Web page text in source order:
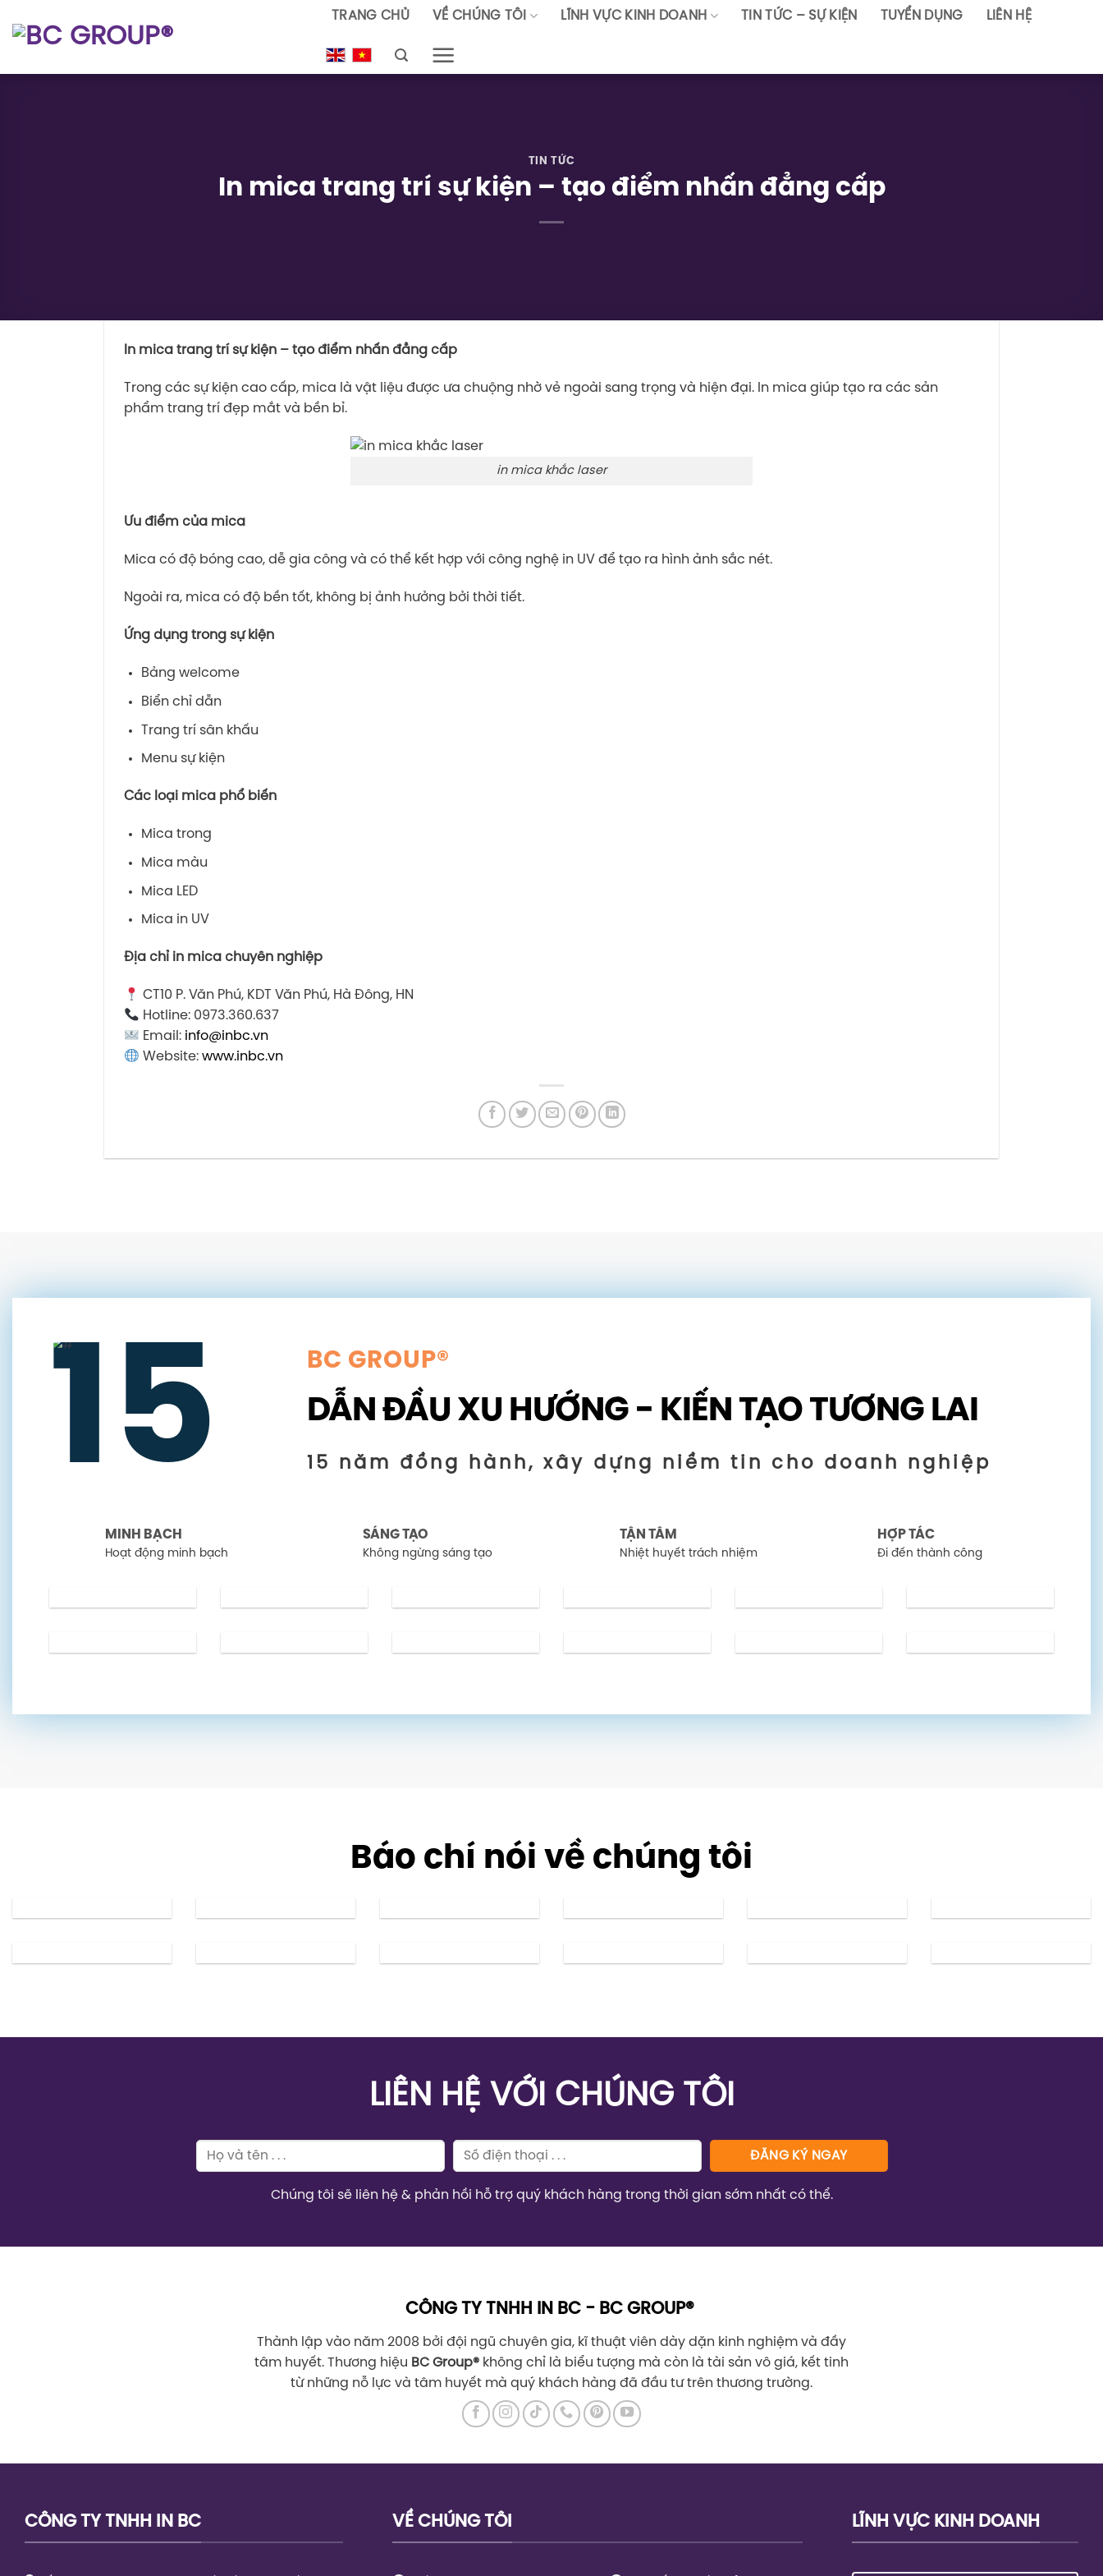
TRANG CHỦ VỀ CHÚNG TÔI LĨNH VỰC KINH DOANH TIN TỨC – SỰ KIỆN TUYỂN DỤNG LIÊN HỆ
TIN TỨC
In mica trang trí sự kiện – tạo điểm nhấn đẳng cấp
In mica trang trí sự kiện – tạo điểm nhấn đẳng cấp
Trong các sự kiện cao cấp, mica là vật liệu được ưa chuộng nhờ vẻ ngoài sang trọng và hiện đại. In mica giúp tạo ra các sản
phẩm trang trí đẹp mắt và bền bỉ.
in mica khắc laser
Ưu điểm của mica
Mica có độ bóng cao, dễ gia công và có thể kết hợp với công nghệ in UV để tạo ra hình ảnh sắc nét.
Ngoài ra, mica có độ bền tốt, không bị ảnh hưởng bởi thời tiết.
Ứng dụng trong sự kiện
Bảng welcome
Biển chỉ dẫn
Trang trí sân khấu
Menu sự kiện
Các loại mica phổ biến
Mica trong
Mica màu
Mica LED
Mica in UV
Địa chỉ in mica chuyên nghiệp
CT10 P. Văn Phú, KDT Văn Phú, Hà Đông, HN
Hotline: 0973.360.637
Email: info@inbc.vn
Website: www.inbc.vn
15 BC GROUP®
DẪN ĐẦU XU HƯỚNG - KIẾN TẠO TƯƠNG LAI
15 năm đồng hành, xây dựng niềm tin cho doanh nghiệp
MINH BẠCH
Hoạt động minh bạch
SÁNG TẠO
Không ngừng sáng tạo
TẬN TÂM
Nhiệt huyết trách nhiệm
HỢP TÁC
Đi đến thành công
Báo chí nói về chúng tôi
LIÊN HỆ VỚI CHÚNG TÔI
Chúng tôi sẽ liên hệ & phản hồi hỗ trợ quý khách hàng trong thời gian sớm nhất có thể.
CÔNG TY TNHH IN BC - BC GROUP®
Thành lập vào năm 2008 bởi đội ngũ chuyên gia, kĩ thuật viên dày dặn kinh nghiệm và đầy
tâm huyết. Thương hiệu BC Group® không chỉ là biểu tượng mà còn là tài sản vô giá, kết tinh
từ những nỗ lực và tâm huyết mà quý khách hàng đã đầu tư trên thương trường.
CÔNG TY TNHH IN BC VỀ CHÚNG TÔI LĨNH VỰC KINH DOANH